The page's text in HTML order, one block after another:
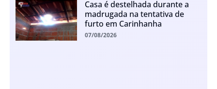
Casa é destelhada durante a
madrugada na tentativa de
furto em Carinhanha
07/08/2026